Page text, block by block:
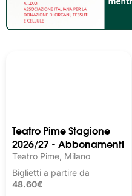
Teatro Pime Stagione
2026/27 - Abbonamenti
Teatro Pime, Milano
Biglietti a partire da
48.60€